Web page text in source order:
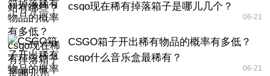
csgo现在稀有掉落箱子是哪儿几个？
06-21
CSGO箱子开出稀有物品的概率有多低？
csgo什么音乐盒最稀有？
06-21